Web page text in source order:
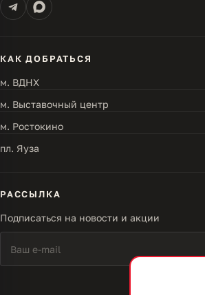
КАК ДОБРАТЬСЯ
м. ВДНХ
м. Выставочный центр
м. Ростокино
пл. Яуза
РАССЫЛКА
Подписаться на новости и акции